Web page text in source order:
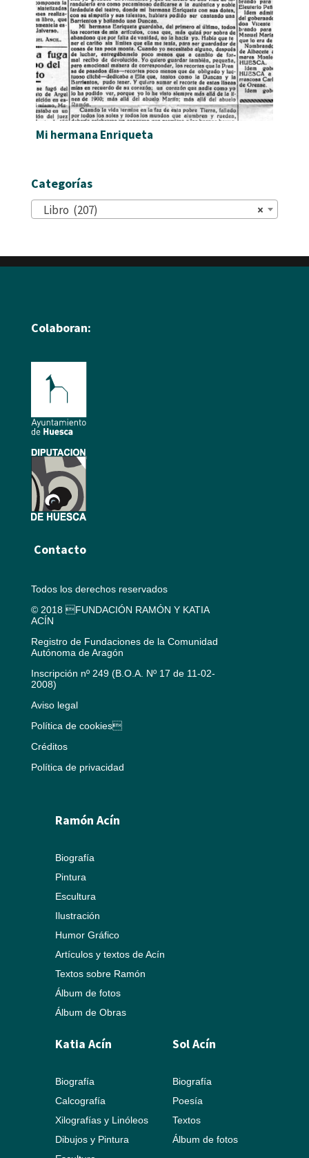
Mi hermana Enriqueta
Categorías
×
Libro (207)
Colaboran:
Contacto
Todos los derechos reservados
© 2018 FUNDACIÓN RAMÓN Y KATIA
ACÍN
Registro de Fundaciones de la Comunidad
Autónoma de Aragón
Inscripción nº 249 (B.O.A. Nº 17 de 11-02-
2008)
Aviso legal
Política de cookies
Créditos
Política de privacidad
Ramón Acín
Biografía
Pintura
Escultura
Ilustración
Humor Gráfico
Artículos y textos de Acín
Textos sobre Ramón
Álbum de fotos
Álbum de Obras
Katia Acín
Biografía
Calcografía
Xilografías y Linóleos
Dibujos y Pintura
Sol Acín
Biografía
Poesía
Textos
Álbum de fotos